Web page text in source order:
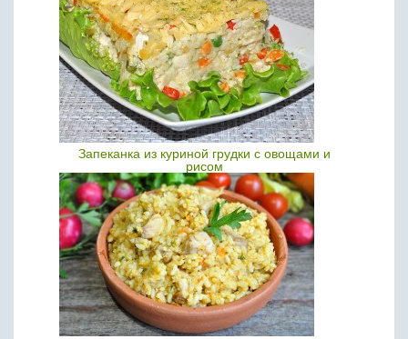
Запеканка из куриной грудки с овощами и
рисом